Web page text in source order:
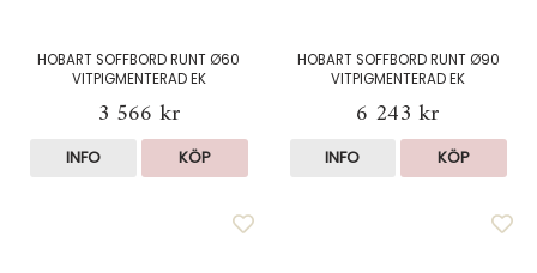
HOBART SOFFBORD RUNT Ø60
VITPIGMENTERAD EK
3 566 kr
INFO KÖP
HOBART SOFFBORD RUNT Ø90
VITPIGMENTERAD EK
6 243 kr
INFO KÖP